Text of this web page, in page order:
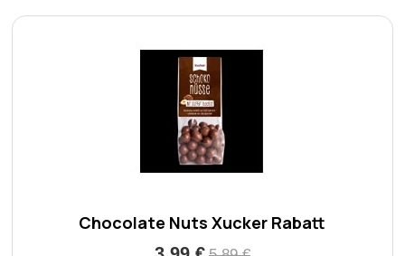
Chocolate Nuts Xucker Rabatt